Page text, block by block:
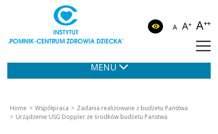
A A+ A++
MENU
Home Współpraca
Zadania realizowane z budżetu Państwa
Urządzenie USG Doppler ze środków budżetu Państwa